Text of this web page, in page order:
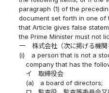
paragraph (1) of the
document set forth in one
that Article gives false
the Prime Minister must not
一
株式会社（次に掲げる機
(i)
a person that is not a
company that has the
イ
取締役会
(a)
a board of directors;